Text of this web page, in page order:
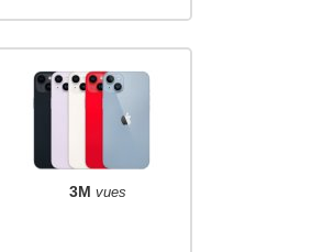
3M vues